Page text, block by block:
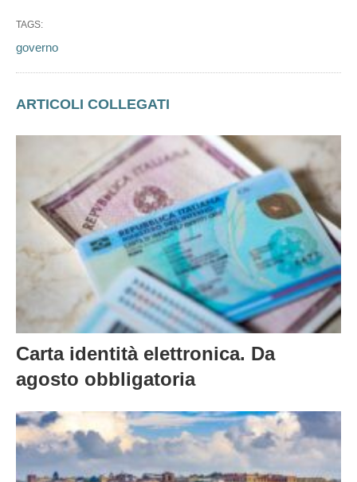
TAGS:
governo
ARTICOLI COLLEGATI
Carta identità elettronica. Da
agosto obbligatoria